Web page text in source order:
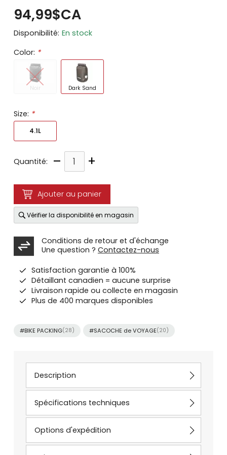
94,99$CA
Disponibilité: En stock
Color: *
Noir Dark Sand
Size: *
4.1L
Quantité: – +
Ajouter au panier
Vérifier la disponibilité en magasin
Conditions de retour et d'échange
Une question ? Contactez-nous
Satisfaction garantie à 100%
Détaillant canadien = aucune surprise
Livraison rapide ou collecte en magasin
Plus de 400 marques disponibles
#BIKE PACKING(28) #SACOCHE de VOYAGE(20)
Description
Spécifications techniques
Options d'expédition